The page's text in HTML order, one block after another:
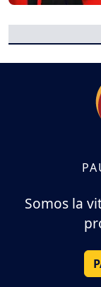
Somos la